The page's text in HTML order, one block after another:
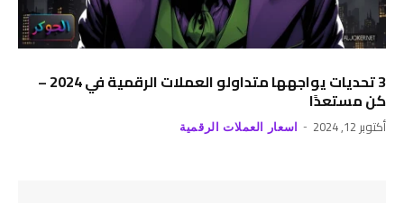
3 تحديات يواجهها متداولو العملات الرقمية في 2024 –
كن مستعدًا
أكتوبر 12, 2024 اسعار العملات الرقمية